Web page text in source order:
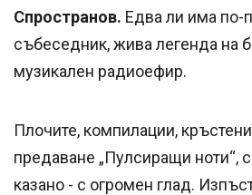
Спространов. Едва ли има по-
събеседник, жива легенда на
музикален радиоефир.
Плочите, компилации,
предаване „Пулсиращи ноти“,
казано - с огромен глад.